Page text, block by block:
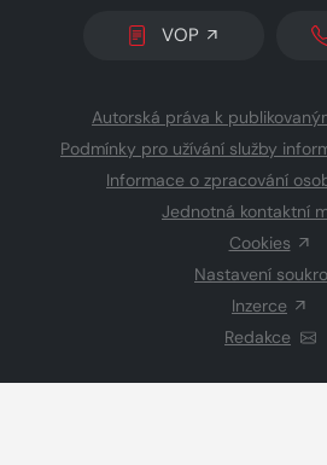
VOP
Autorská práva k
Podmínky pro užívání služby
Informace o zpracování
Jednotná kontaktní
Cookies
Nastavení
Inzerce
Redakce